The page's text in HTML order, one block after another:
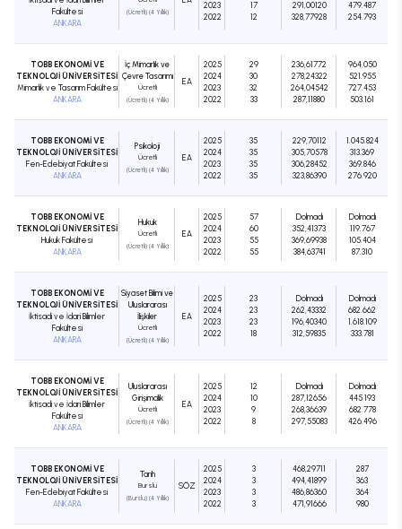
Fakültesi
ANKARA
(Ücretli) (4 Yıllık)
2023
2022
17
12
291,00120
328,77928
479.487
254.793
TOBB EKONOMİ VE
TEKNOLOJİ ÜNİVERSİTESİ
Mimarlık ve Tasarım Fakültesi
ANKARA
İç Mimarlık ve
Çevre Tasarımı
Ücretli
(Ücretli) (4 Yıllık)
EA
2025
2024
2023
2022
29
30
32
33
236,61772
278,24322
264,04542
287,11880
964.050
521.955
727.453
503.161
TOBB EKONOMİ VE
TEKNOLOJİ ÜNİVERSİTESİ
Fen-Edebiyat Fakültesi
ANKARA
Psikoloji
Ücretli
(Ücretli) (4 Yıllık)
EA
2025
2024
2023
2022
35
35
35
35
229,70112
305,70578
306,28452
323,86390
1.045.824
313.369
369.846
276.920
TOBB EKONOMİ VE
TEKNOLOJİ ÜNİVERSİTESİ
Hukuk Fakültesi
ANKARA
Hukuk
Ücretli
(Ücretli) (4 Yıllık)
EA
2025
2024
2023
2022
57
60
55
55
Dolmadı
352,41373
369,69938
384,63741
Dolmadı
119.767
105.404
87.310
TOBB EKONOMİ VE
TEKNOLOJİ ÜNİVERSİTESİ
İktisadi ve İdari Bilimler
Fakültesi
ANKARA
Siyaset Bilimi ve
Uluslararası
İlişkiler
Ücretli
(Ücretli) (4 Yıllık)
EA
2025
2024
2023
2022
23
23
23
18
Dolmadı
262,43332
196,40340
312,59835
Dolmadı
682.662
1.618.109
333.781
TOBB EKONOMİ VE
TEKNOLOJİ ÜNİVERSİTESİ
İktisadi ve İdari Bilimler
Fakültesi
ANKARA
Uluslararası
Girişimcilik
Ücretli
(Ücretli) (4 Yıllık)
EA
2025
2024
2023
2022
12
10
9
8
Dolmadı
287,12656
268,36639
297,55083
Dolmadı
445.193
682.778
426.496
TOBB EKONOMİ VE
TEKNOLOJİ ÜNİVERSİTESİ
Fen-Edebiyat Fakültesi
ANKARA
Tarih
Burslu
(Burslu) (4 Yıllık)
SÖZ
2025
2024
2023
2022
3
3
3
3
468,29711
494,41899
486,86360
471,91666
287
363
364
980